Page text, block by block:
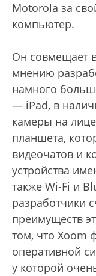
Motorola за
компьютер.
Он совмещает
мнению
намного
— iPad, в
камеры на
планшета,
видеочатов и
устройства
также Wi-Fi и
разработчики
преимуществ
том, что Xoom
оперативной
у которой